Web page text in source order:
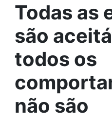
Todas as
são
todos os
não são